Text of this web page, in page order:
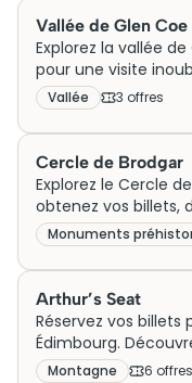
Vallée de Glen Coe
Explorez la vallée
pour une visite
disponibles. Prêt
Vallée 3 offres
Cercle de Brodgar
Explorez le Cercle
obtenez vos billets,
votre visite dès
aventure !
Monuments
Arthur’s Seat
Réservez vos billets
Édimbourg.
visite
Montagne 6 offres